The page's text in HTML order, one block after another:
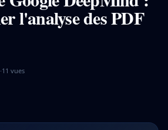
l'analyse des PDF
·11 vues